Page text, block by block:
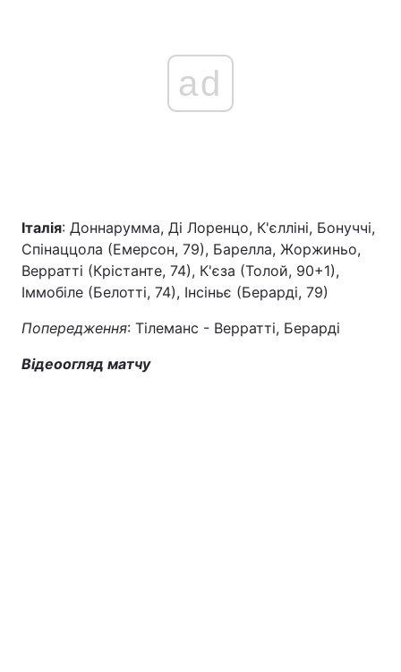
ad
Італія: Доннарумма, Ді Лоренцо, К'єлліні, Бонуччі,
Спінаццола (Емерсон, 79), Барелла, Жоржиньо,
Верратті (Крістанте, 74), К'єза (Толой, 90+1),
Іммобіле (Белотті, 74), Інсіньє (Берарді, 79)
Попередження: Тілеманс - Верратті, Берарді
Відеоогляд матчу